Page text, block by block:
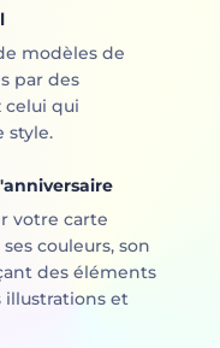
modèles de
par des
celui qui
style.
votre carte
couleurs, son
des éléments
illustrations et